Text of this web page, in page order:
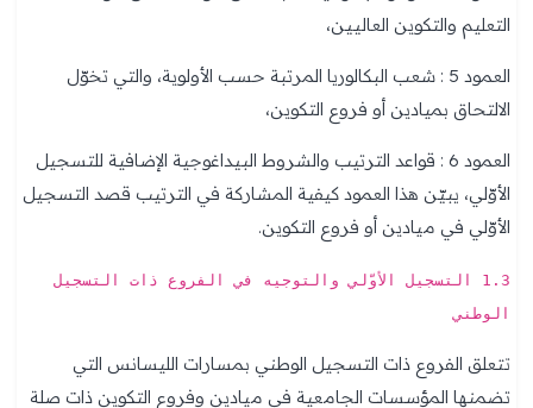
التعليم والتكوين العاليين،
العمود 5 : شعب البكالوريا المرتبة حسب الأولوية، والتي تخوّل
الالتحاق بميادين أو فروع التكوين،
العمود 6 : قواعد الترتيب والشروط البيداغوجية الإضافية للتسجيل
الأوّلي، يبيّن هذا العمود كيفية المشاركة في الترتيب قصد التسجيل
الأوّلي في ميادين أو فروع التكوين.
1.3 التسجيل الأوّلي والتوجيه في الفروع ذات التسجيل
الوطني
تتعلق الفروع ذات التسجيل الوطني بمسارات الليسانس التي
تضمنها المؤسسات الجامعية في ميادين وفروع التكوين ذات صلة